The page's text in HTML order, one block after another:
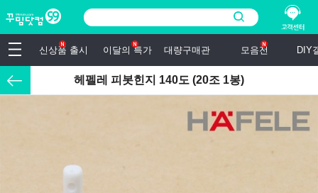
신상품 출시 이달의 특가 대량구매관 모음전 DIY
헤펠레 피봇힌지 140도 (20조 1봉)